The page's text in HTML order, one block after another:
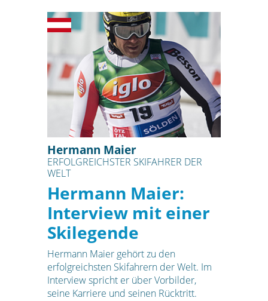
Hermann Maier
ERFOLGREICHSTER SKIFAHRER DER
WELT
Hermann Maier:
Interview mit einer
Skilegende
Hermann Maier gehört zu den
erfolgreichsten Skifahrern der Welt. Im
Interview spricht er über Vorbilder,
seine Karriere und seinen Rücktritt.